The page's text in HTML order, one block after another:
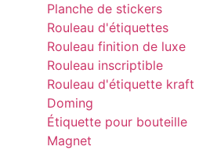
Planche de stickers
Rouleau d'étiquettes
Rouleau finition de luxe
Rouleau inscriptible
Rouleau d'étiquette kraft
Doming
Étiquette pour bouteille
Magnet